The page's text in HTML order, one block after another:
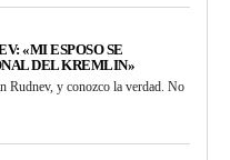
«MI ESPOSO SE
DEL KREMLIN»
Rudnev, y conozco la verdad. No